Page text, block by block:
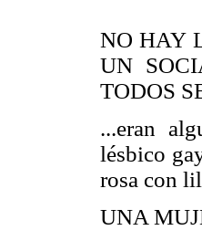
NO HAY
UN
TODOS
...eran
lésbico
rosa con
UNA